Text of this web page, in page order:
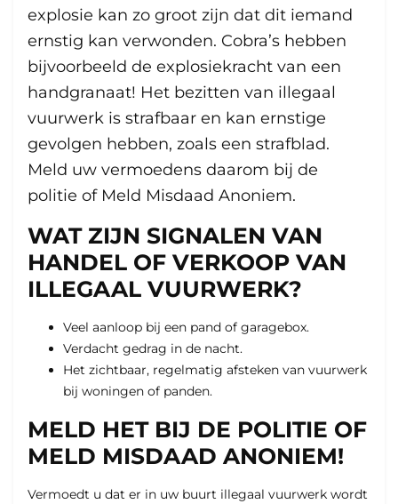
explosie kan zo groot zijn dat dit iemand
ernstig kan verwonden. Cobra’s hebben
bijvoorbeeld de explosiekracht van een
handgranaat! Het bezitten van illegaal
vuurwerk is strafbaar en kan ernstige
gevolgen hebben, zoals een strafblad.
Meld uw vermoedens daarom bij de
politie of Meld Misdaad Anoniem.
WAT ZIJN SIGNALEN VAN
HANDEL OF VERKOOP VAN
ILLEGAAL VUURWERK?
Veel aanloop bij een pand of garagebox.
Verdacht gedrag in de nacht.
Het zichtbaar, regelmatig afsteken van vuurwerk
bij woningen of panden.
MELD HET BIJ DE POLITIE OF
MELD MISDAAD ANONIEM!
Vermoedt u dat er in uw buurt illegaal vuurwerk wordt